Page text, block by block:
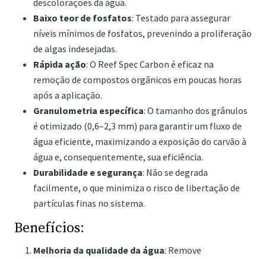
descolorações da água.
Baixo teor de fosfatos: Testado para assegurar
níveis mínimos de fosfatos, prevenindo a proliferação
de algas indesejadas.
Rápida ação: O Reef Spec Carbon é eficaz na
remoção de compostos orgânicos em poucas horas
após a aplicação.
Granulometria específica: O tamanho dos grânulos
é otimizado (0,6–2,3 mm) para garantir um fluxo de
água eficiente, maximizando a exposição do carvão à
água e, consequentemente, sua eficiência.
Durabilidade e segurança: Não se degrada
facilmente, o que minimiza o risco de libertação de
partículas finas no sistema.
Benefícios:
Melhoria da qualidade da água: Remove